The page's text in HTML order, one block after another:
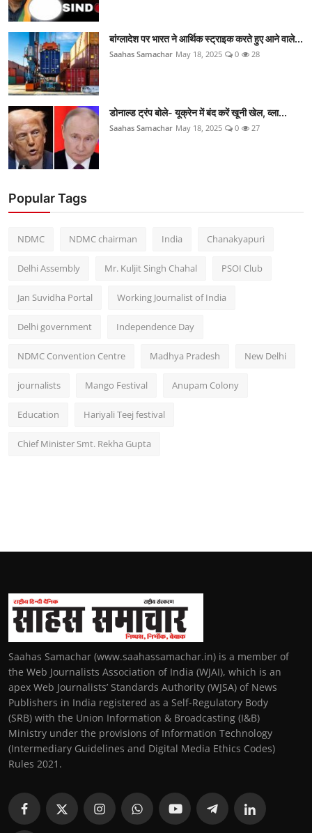
बांग्लादेश पर भारत ने आर्थिक स्ट्राइक करते हुए आने वाले...
Saahas Samachar May 18, 2025 0 28
डोनाल्ड ट्रंप बोले- यूक्रेन में बंद करें खूनी खेल, व्ला...
Saahas Samachar May 18, 2025 0 27
Popular Tags
NDMC NDMC chairman India Chanakyapuri
Delhi Assembly Mr. Kuljit Singh Chahal PSOI Club
Jan Suvidha Portal Working Journalist of India
Delhi government Independence Day
NDMC Convention Centre Madhya Pradesh New Delhi
journalists Mango Festival Anupam Colony
Education Hariyali Teej festival
Chief Minister Smt. Rekha Gupta
Saahas Samachar (www.saahassamachar.in) is a member of
the Web Journalists Association of India (WJAI), which is an
apex Web Journalists’ Standards Authority (WJSA) of News
Publishers in India registered as a Self-Regulatory Body
(SRB) with the Union Information & Broadcasting (I&B)
Ministry under the provisions of Information Technology
(Intermediary Guidelines and Digital Media Ethics Codes)
Rules 2021.